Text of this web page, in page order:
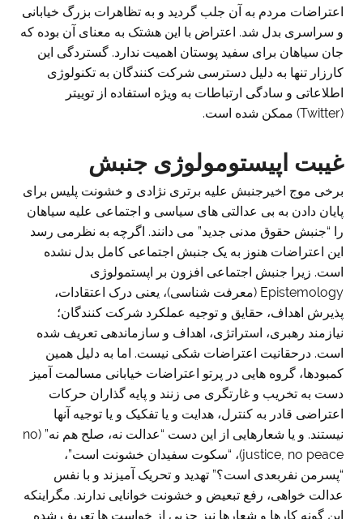
اعتراضات مردم به آن جلب گردید و به تظاهرات بزرگ خیابانی
و سراسری بدل شد. اعتراض با این هشتک به معنای آن بوده که
جان سیاهان برای سفید پوستان اهمیت ندارد. گستردگی این
کارزار تنها به دلیل دسترسی شرکت کنندگان به تکنولوژی
اطلاعاتی و سادگی ارتباطات به ویژه استفاده از توییتر
(Twitter) ممکن شده است.
غیبت اپیستومولوژی جنبش
برخی موج اخیرجنبش علیه برتری نژادی و خشونت پلیس برای
پایان دادن به بی عدالتی های سیاسی و اجتماعی علیه سیاهان
را “جنبش حقوق مدنی جدید” می دانند. اگرچه به نظرمی رسد
این اعتراضات هنوز به یک جنبش اجتماعی کامل بدل نشده
است. زیرا جنبش اجتماعی افزون بر اپستمولوژی
Epistemology (معرفت شناسی)، یعنی درک اعتقادات،
پذیرش اهداف، حقایق و توجیه عملکرد شرکت کنندگان؛
نیازمند رهبری، استراتژی، اهداف و سازماندهی تعریف شده
است. درحقانیت اعتراضات شکی نیست. اما به دلیل همین
کمبودها، گروه هایی در پرتو اعتراضات خیابانی مسالمت آمیز
دست به تخریب و غارتگری می زنند و پایه گذاران حرکات
اعتراضی قادر به کنترل، هدایت و یا تفکیک و یا توجیه آنها
نیستند. و یا شعارهایی از این دست “عدالت نه، صلح هم نه” (no
justice, no peace)، “سکوت سفیدان خشونت است”،
“پسرمن نفربعدی است؟” تهدید و تحریک آمیزند و با نفس
عدالت خواهی، رفع تبعیض و خشونت خوانایی ندارند. مگراینکه
این گونه کارها و شعارها نیز جزیی از خواست ها تعریف شده